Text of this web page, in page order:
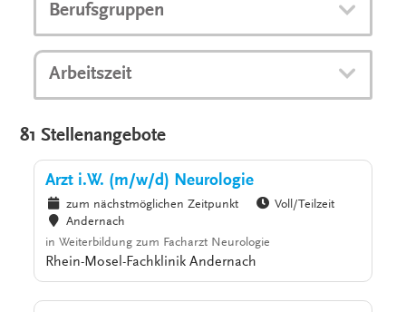
Berufsgruppen
Arbeitszeit
81 Stellenangebote
Arzt i.W. (m/w/d) Neurologie
zum nächstmöglichen Zeitpunkt
Voll/Teilzeit
Andernach
in Weiterbildung zum Facharzt Neurologie
Rhein-Mosel-Fachklinik Andernach